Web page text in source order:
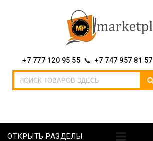
+7 777 120 95 55 📞 +7 747 957 81 57
ОТКРЫТЬ РАЗДЕЛЫ